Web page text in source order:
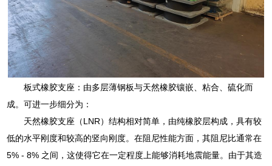
板式橡胶支座：由多层薄钢板与天然橡胶镶嵌、粘合、硫化而
成。可进一步细分为：
天然橡胶支座（LNR）结构相对简单，由纯橡胶层构成，具有较
低的水平刚度和较高的竖向刚度。在阻尼性能方面，其阻尼比通常在
5% - 8% 之间，这使得它在一定程度上能够消耗地震能量。由于其造